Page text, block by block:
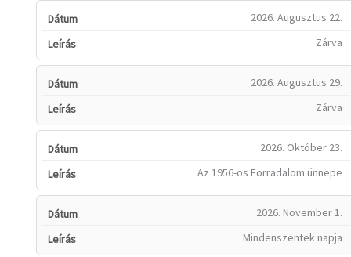
2026. Augusztus 22.
Zárva
2026. Augusztus 29.
Zárva
2026. Október 23.
Az 1956-os Forradalom ünnepe
2026. November 1.
Mindenszentek napja